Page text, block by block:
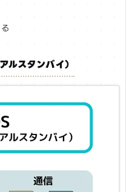
ルスタンバイ）